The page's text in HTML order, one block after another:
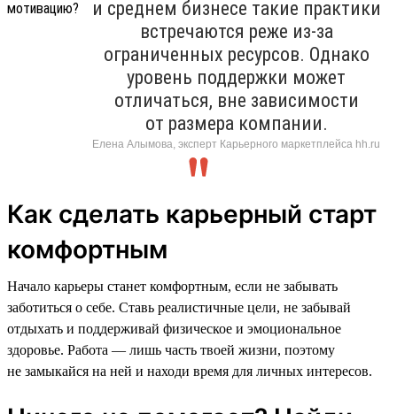
и среднем бизнесе такие практики
встречаются реже из-за
ограниченных ресурсов. Однако
уровень поддержки может
отличаться, вне зависимости
от размера компании.
Елена Алымова, эксперт Карьерного маркетплейса hh.ru
Как сделать карьерный старт
комфортным
Начало карьеры станет комфортным, если не забывать
заботиться о себе. Ставь реалистичные цели, не забывай
отдыхать и поддерживай физическое и эмоциональное
здоровье. Работа — лишь часть твоей жизни, поэтому
не замыкайся на ней и находи время для личных интересов.